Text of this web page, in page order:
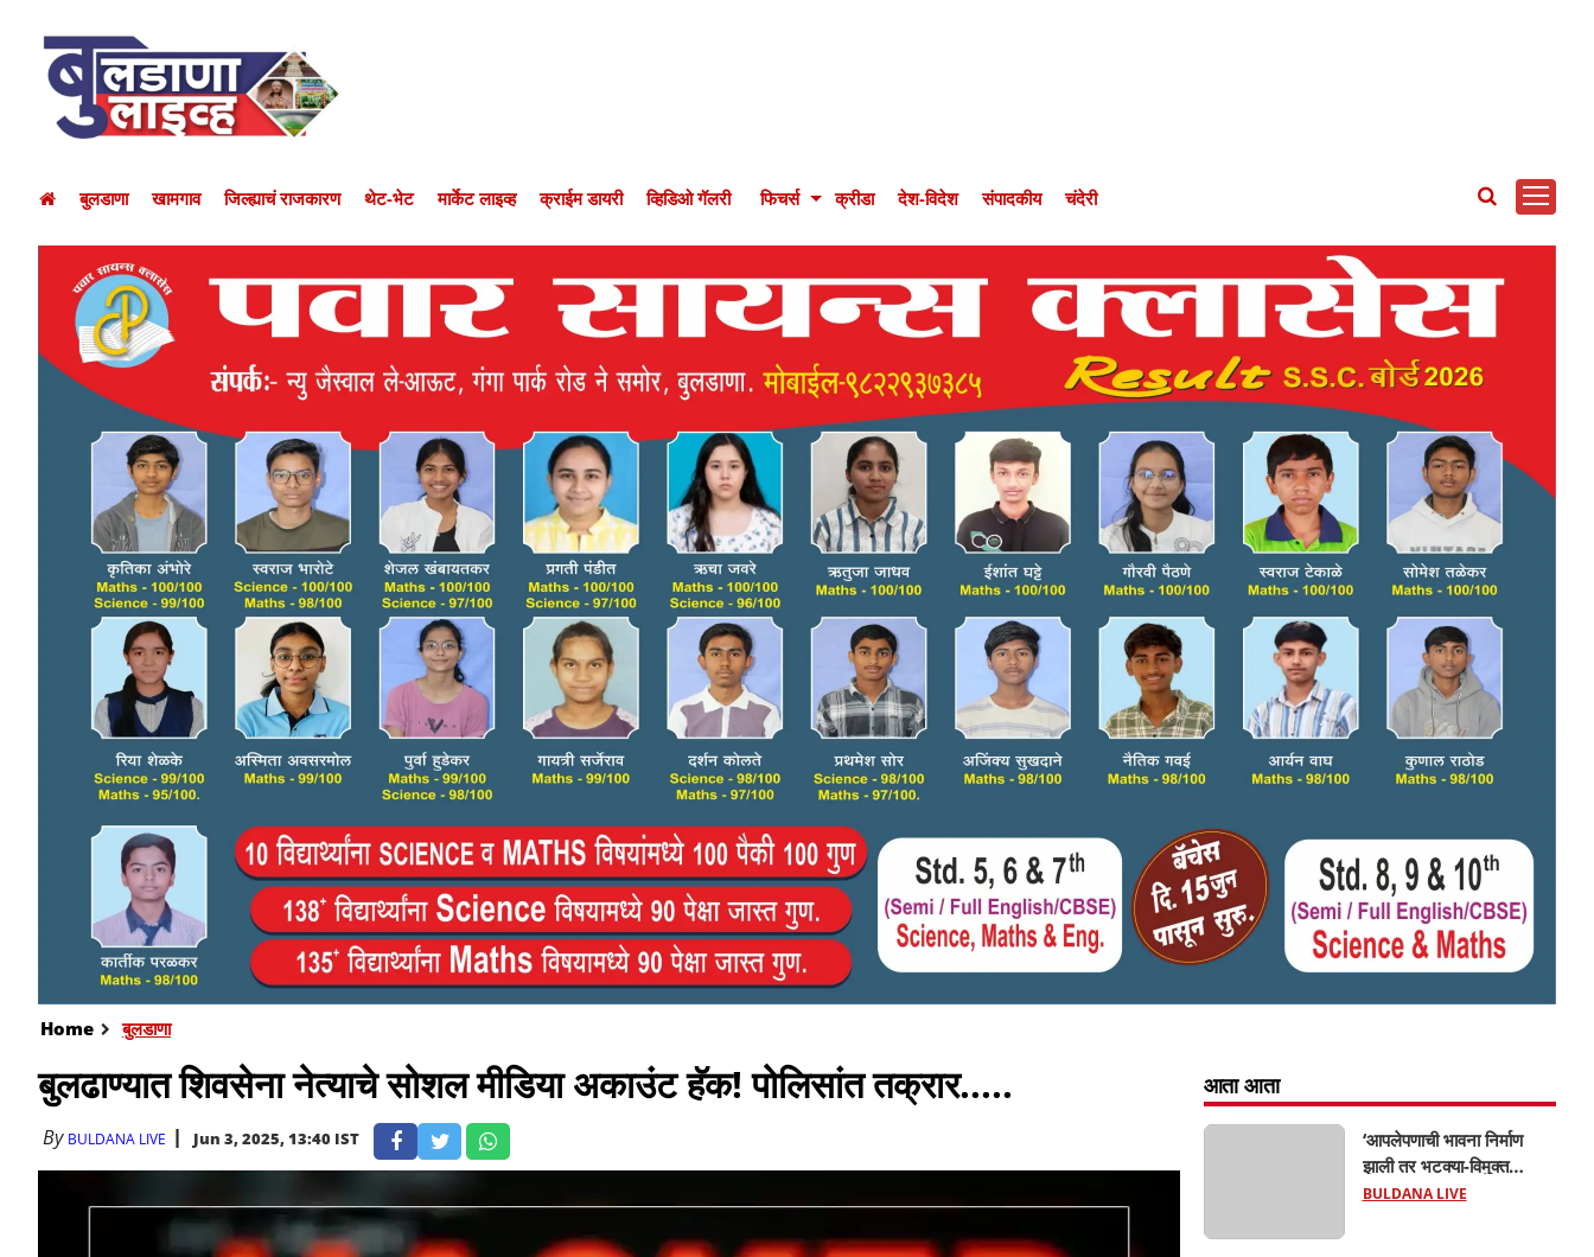
बुलडाणा खामगाव जिल्ह्याचं राजकारण थेट-भेट मार्केट लाइव्ह क्राईम डायरी व्हिडिओ गॅलरी फिचर्स क्रीडा देश-विदेश संपादकीय चंदेरी
Home बुलडाणा
बुलढाण्यात शिवसेना नेत्याचे सोशल मीडिया अकाउंट हॅक! पोलिसांत तक्रार.....
By BULDANA LIVE Jun 3, 2025, 13:40 IST
आता आता
‘आपलेपणाची भावना निर्माण
झाली तर भटक्या-विमुक्त
समाजाचा उत्कर्ष दूर नाही’; ही
BULDANA LIVE